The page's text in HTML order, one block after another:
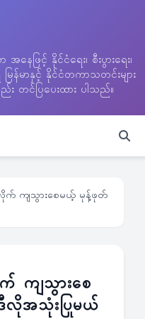
ေဖြင့် နိုင်ငံရေး၊ စီးပွားရေး၊
ြန်မာနှင့် နိုင်ငံတကာသတင်းများ
တင်ပြပေးထား ပါသည်။
ကျသွားစေမယ့် မုန့်ဖုတ်
ျသွားစေ
အသုံးပြုမယ်